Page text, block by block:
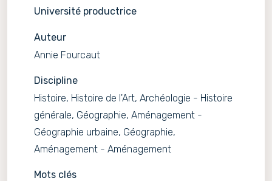
Université productrice
Auteur
Annie Fourcaut
Discipline
Histoire, Histoire de l'Art, Archéologie - Histoire
générale, Géographie, Aménagement -
Géographie urbaine, Géographie,
Aménagement - Aménagement
Mots clés